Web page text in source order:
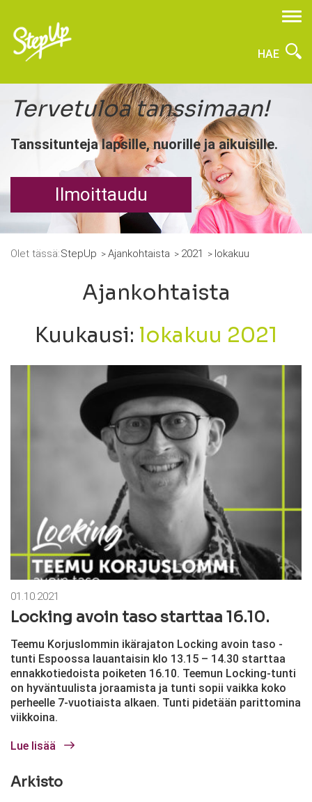
HAE
Tervetuloa tanssimaan!
Tanssitunteja lapsille, nuorille ja aikuisille.
Ilmoittaudu
Olet tässä:StepUp Ajankohtaista 2021 lokakuu
Ajankohtaista
Kuukausi: lokakuu 2021
01.10.2021
Locking avoin taso starttaa 16.10.
Teemu Korjuslommin ikärajaton Locking avoin taso -
tunti Espoossa lauantaisin klo 13.15 – 14.30 starttaa
ennakkotiedoista poiketen 16.10. Teemun Locking-tunti
on hyväntuulista joraamista ja tunti sopii vaikka koko
perheelle 7-vuotiaista alkaen. Tunti pidetään parittomina
viikkoina.
Lue lisää
Arkisto